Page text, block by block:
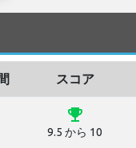
スコア
emoji_events
9.5 から 10